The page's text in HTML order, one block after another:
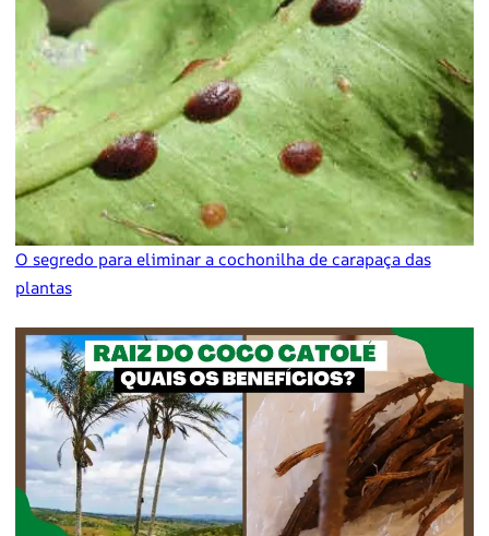
O segredo para eliminar a cochonilha de carapaça das
plantas